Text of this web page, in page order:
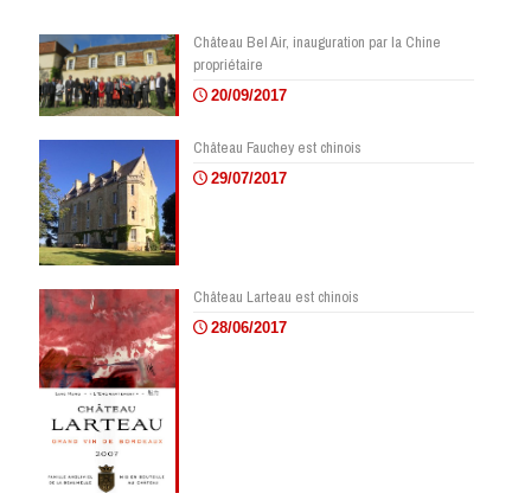
Château Bel Air, inauguration par la Chine
propriétaire
20/09/2017
Château Fauchey est chinois
29/07/2017
Château Larteau est chinois
28/06/2017